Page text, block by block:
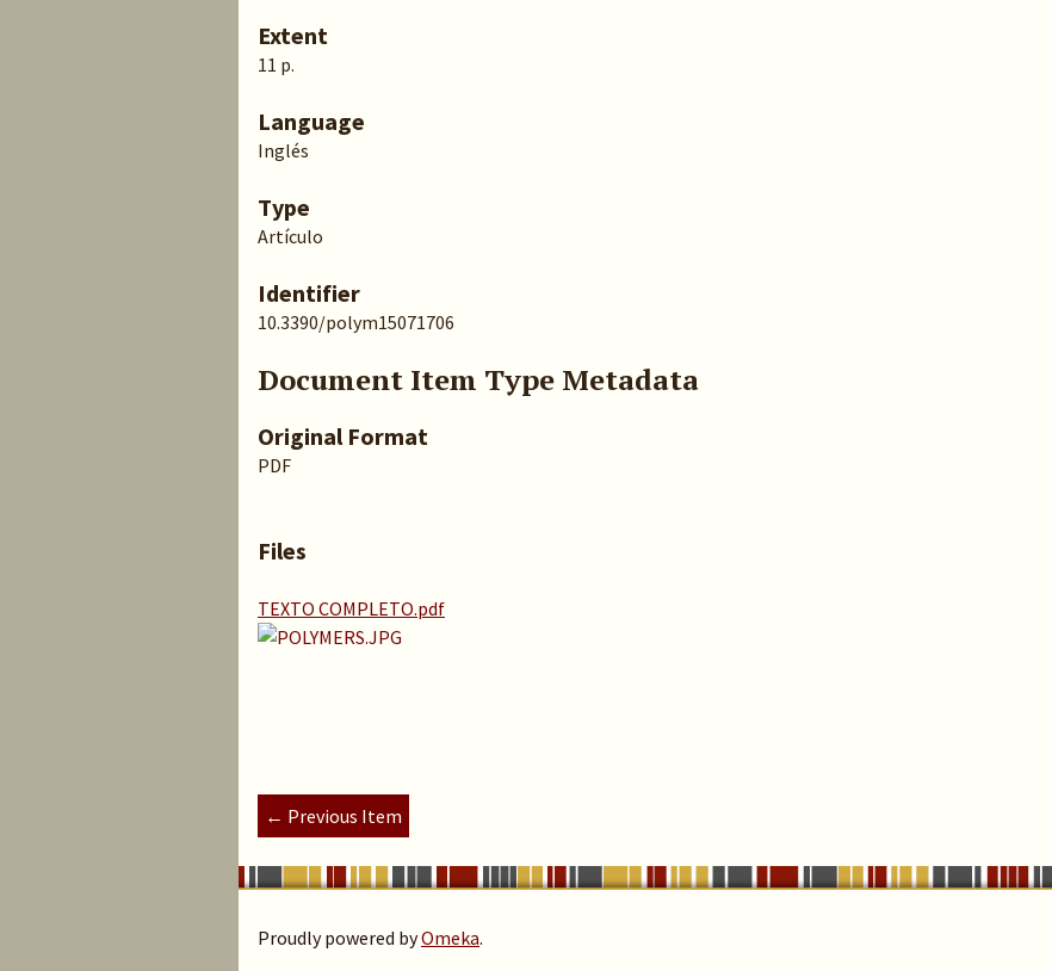
Extent
11 p.
Language
Inglés
Type
Artículo
Identifier
10.3390/polym15071706
Document Item Type Metadata
Original Format
PDF
Files
TEXTO COMPLETO.pdf
← Previous Item
Proudly powered byOmeka.